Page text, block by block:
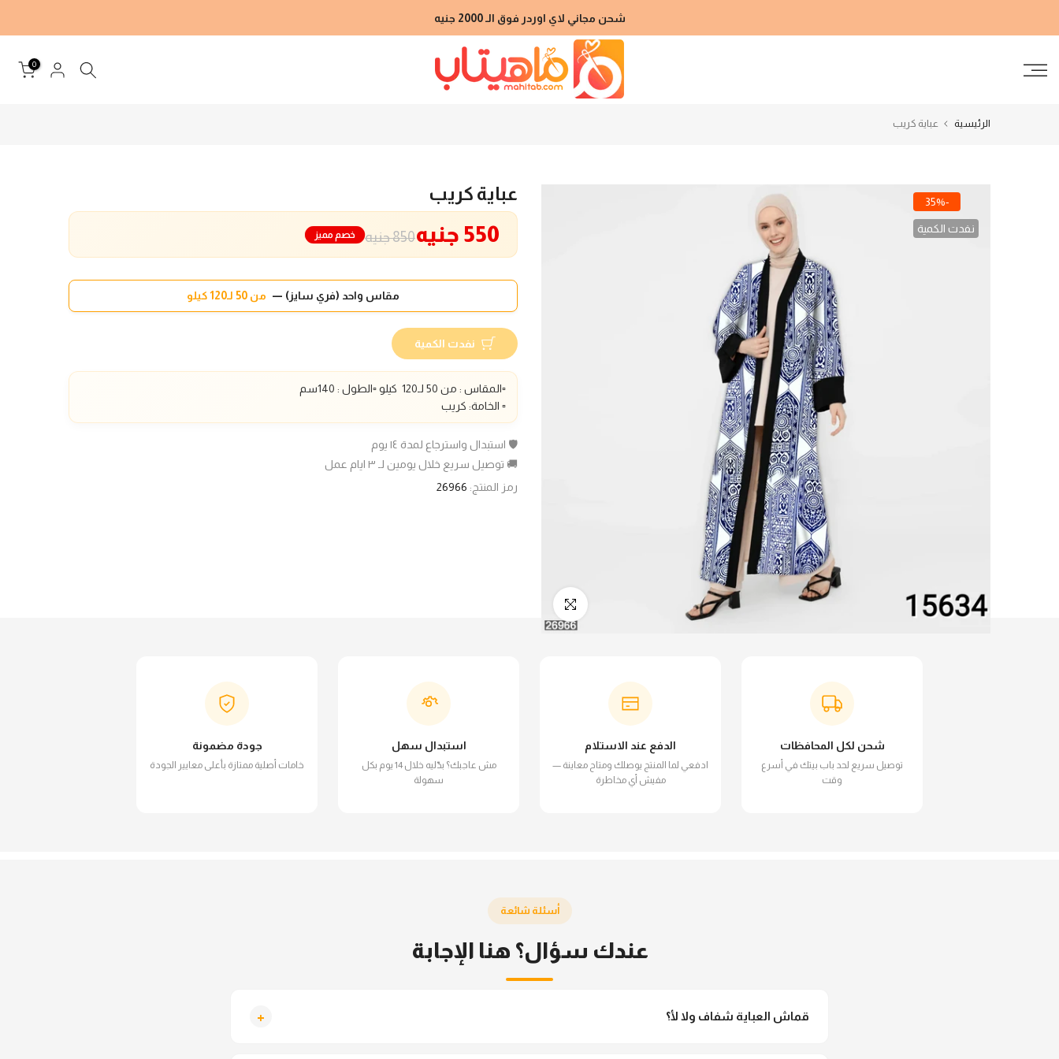
إلى
شحن مجاني لاي اوردر فوق الـ 2000 جنيه
0
الرئيسية عباية كريب
-35%
نفدت الكمية
انقر للتكبير
عباية كريب
850 جنيه 550 جنيه خصم مميز
مقاس واحد (فري سايز) — من 50 لـ120 كيلو
نفدت الكمية
▫️المقاس : من 50 لـ1 20 كيلو ▫️الطول : 140سم
▫️ الخامة: كريب
🛡️ استبدال واسترجاع لمدة ١٤ يوم
🚚 توصيل سريع خلال يومين لـ ٣ ايام عمل
رمز المنتج: 26966
شحن لكل المحافظات
توصيل سريع لحد باب بيتك في أسرع
وقت
الدفع عند الاستلام
ادفعي لما المنتج يوصلك ومتاح معاينة —
مفيش أي مخاطرة
استبدال سهل
مش عاجبك؟ بدّليه خلال 14 يوم بكل
سهولة
جودة مضمونة
خامات أصلية ممتازة بأعلى معايير الجودة
أسئلة شائعة
عندك سؤال؟ هنا الإجابة
قماش العباية شفاف ولا لأ؟ +